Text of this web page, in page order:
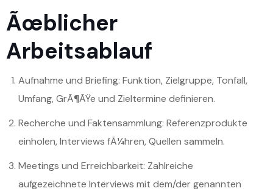
Ãœblicher
Arbeitsablauf
Aufnahme und Briefing: Funktion, Zielgruppe, Tonfall,
Umfang, GrÃ¶ÃŸe und Zieltermine definieren.
Recherche und Faktensammlung: Referenzprodukte
einholen, Interviews fÃ¼hren, Quellen sammeln.
Meetings und Erreichbarkeit: Zahlreiche
aufgezeichnete Interviews mit dem/der genannten